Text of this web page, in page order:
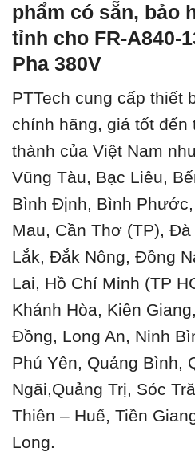
phẩm có sẵn, bảo
tỉnh cho FR-A840-
Pha 380V
PTTech cung cấp thiết
chính hãng, giá tốt đến
thành của Việt Nam
Vũng Tàu, Bạc Liêu,
Bình Định, Bình
Mau, Cần Thơ (TP),
Lắk, Đắk Nông, Đồng
Lai, Hồ Chí Minh (TP
Khánh Hòa, Kiên
Đồng, Long An, Ninh
Phú Yên, Quảng Bình,
Ngãi,Quảng Trị, Sóc
Thiên – Huế, Tiền
Long.